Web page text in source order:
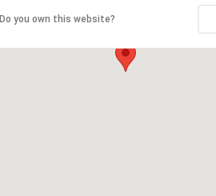
Do you own this website?